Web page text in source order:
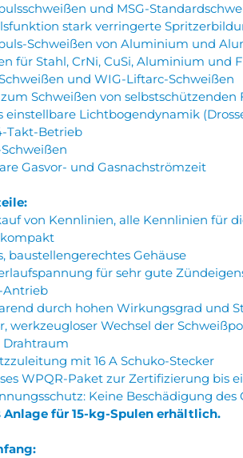
und MSG-
stark verringerte
Schweißen von Aluminium und
für Stahl, CrNi, CuSi, Aluminium und
und WIG-Liftarc-Schweißen
Schweißen von selbstschützenden
einstellbare Lichtbogendynamik
Takt-Betrieb
Gasvor- und Gasnachströmzeit
von Kennlinien, alle Kennlinien für
baustellengerechtes Gehäuse
für sehr gute
Antrieb
durch hohen Wirkungsgrad und
werkzeugloser Wechsel der
Drahtraum
mit 16 A Schuko-Stecker
WPQR-Paket zur Zertifizierung bis
Keine Beschädigung
Anlage für 15-kg-Spulen erhältlich.